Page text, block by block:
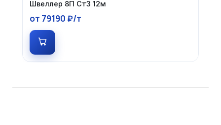
Швеллер 8П Ст3 12м
от 79190 ₽/т